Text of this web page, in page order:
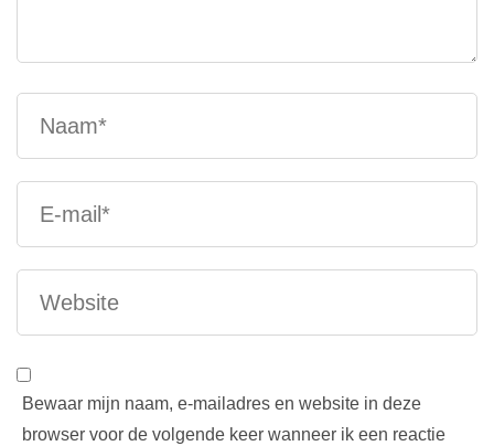
Bewaar mijn naam, e-mailadres en website in deze
browser voor de volgende keer wanneer ik een reactie